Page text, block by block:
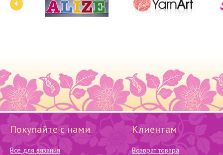
Покупайте с нами
Всё для вязания
Клиентам
Возврат товара